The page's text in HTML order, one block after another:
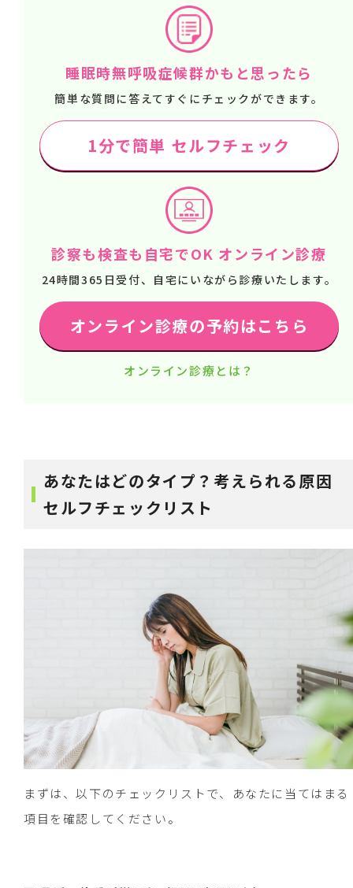
睡眠時無呼吸症候群かもと思ったら
簡単な質問に答えてすぐにチェックができます。
1分で簡単 セルフチェック
診察も検査も自宅でOK オンライン診療
24時間365日受付、自宅にいながら診療いたします。
オンライン診療の予約はこちら
オンライン診療とは？
あなたはどのタイプ？考えられる原因
セルフチェックリスト
まずは、以下のチェックリストで、あなたに当てはまる
項目を確認してください。